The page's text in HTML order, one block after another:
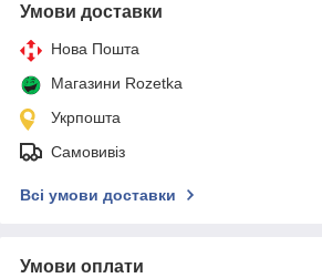
Умови доставки
Нова Пошта
Магазини Rozetka
Укрпошта
Самовивіз
Всі умови доставки
Умови оплати